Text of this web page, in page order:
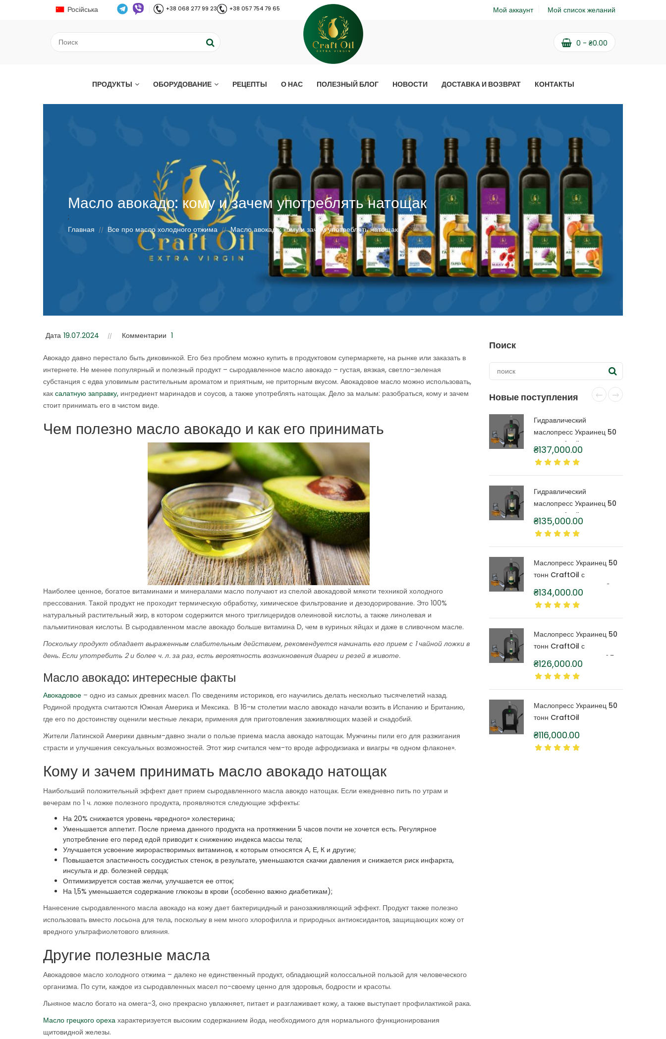
Російська +38 068 277 99 23 +38 057 754 79 65 Мой аккаунт Мой список желаний
0 - ₴0.00
ПРОДУКТЫ ОБОРУДОВАНИЕ РЕЦЕПТЫ О НАС ПОЛЕЗНЫЙ БЛОГ НОВОСТИ ДОСТАВКА И ВОЗВРАТ КОНТАКТЫ
Масло авокадо: кому и зачем употреблять натощак
;
Главная
// Все про масло холодного отжима // Масло авокадо: кому и зачем употреблять натощак
Дата 19.07.2024 Комментарии 1
Авокадо давно перестало быть диковинкой. Его без проблем можно купить в продуктовом супермаркете, на рынке или заказать в
интернете. Не менее популярный и полезный продукт – сыродавленное масло авокадо – густая, вязкая, светло-зеленая
субстанция с едва уловимым растительным ароматом и приятным, не приторным вкусом. Авокадовое масло можно использовать,
как салатную заправку, ингредиент маринадов и соусов, а также употреблять натощак. Дело за малым: разобраться, кому и зачем
стоит принимать его в чистом виде.
Чем полезно масло авокадо и как его принимать
Наиболее ценное, богатое витаминами и минералами масло получают из спелой авокадовой мякоти техникой холодного
прессования. Такой продукт не проходит термическую обработку, химическое фильтрование и дезодорирование. Это 100%
натуральный растительный жир, в котором содержится много триглицеридов олеиновой кислоты, а также линолевая и
пальмитиновая кислоты. В сыродавленном масле авокадо больше витамина D, чем в куриных яйцах и даже в сливочном масле.
Поскольку продукт обладает выраженным слабительным действием, рекомендуется начинать его прием с 1 чайной ложки в
день. Если употребить 2 и более ч. л. за раз, есть вероятность возникновения диареи и резей в животе.
Масло авокадо: интересные факты
Авокадовое – одно из самых древних масел. По сведениям историков, его научились делать несколько тысячелетий назад.
Родиной продукта считаются Южная Америка и Мексика. В 16-м столетии масло авокадо начали возить в Испанию и Британию,
где его по достоинству оценили местные лекари, применяя для приготовления заживляющих мазей и снадобий.
Жители Латинской Америки давным-давно знали о пользе приема масла авокадо натощак. Мужчины пили его для разжигания
страсти и улучшения сексуальных возможностей. Этот жир считался чем-то вроде афродизиака и виагры «в одном флаконе».
Кому и зачем принимать масло авокадо натощак
Наибольший положительный эффект дает прием сыродавленного масла авокдо натощак. Если ежедневно пить по утрам и
вечерам по 1 ч. ложке полезного продукта, проявляются следующие эффекты:
На 20% снижается уровень «вредного» холестерина;
Уменьшается аппетит. После приема данного продукта на протяжении 5 часов почти не хочется есть. Регулярное
употребление его перед едой приводит к снижению индекса массы тела;
Улучшается усвоение жирорастворимых витаминов, к которым относятся А, Е, К и другие;
Повышается эластичность сосудистых стенок, в результате, уменьшаются скачки давления и снижается риск инфаркта,
инсульта и др. болезней сердца;
Оптимизируется состав желчи, улучшается ее отток;
На 1,5% уменьшается содержание глюкозы в крови (особенно важно диабетикам);
Нанесение сыродавленного масла авокадо на кожу дает бактерицидный и ранозаживляющий эффект. Продукт также полезно
использовать вместо лосьона для тела, поскольку в нем много хлорофилла и природных антиоксидантов, защищающих кожу от
вредного ультрафиолетового влияния.
Другие полезные масла
Авокадовое масло холодного отжима – далеко не единственный продукт, обладающий колоссальной пользой для человеческого
организма. По сути, каждое из сыродавленных масел по-своему ценно для здоровья, бодрости и красоты.
Льняное масло богато на омега-3, оно прекрасно увлажняет, питает и разглаживает кожу, а также выступает профилактикой рака.
Масло грецкого ореха характеризуется высоким содержанием йода, необходимого для нормального функционирования
щитовидной железы.
Поиск
Новые поступления
Гидравлический
маслопресс Украинец 50
тонн CraftOil с
капролоновой бочкой 6
литров
₴137,000.00
Гидравлический
маслопресс Украинец 50
тонн CraftOil с
капролоновой бочкой 4
литра
₴135,000.00
Маслопресс Украинец 50
тонн CraftOil с
капролоновой бочкой 3
литра
₴134,000.00
Маслопресс Украинец 50
тонн CraftOil с
капролоновой бочкой 1,5
литра
₴126,000.00
Маслопресс Украинец 50
тонн CraftOil
₴116,000.00